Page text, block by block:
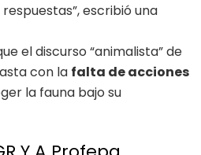
escribió una
el discurso “animalista” de
con la falta de acciones
la fauna bajo su